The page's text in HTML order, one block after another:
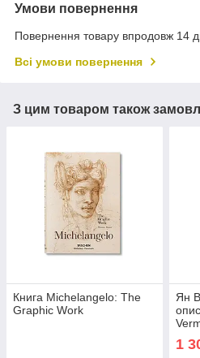
Умови повернення
Повернення товару впродовж 14
Всі умови повернення
З цим товаром також
Книга Michelangelo: The
Graphic Work
Ян
1